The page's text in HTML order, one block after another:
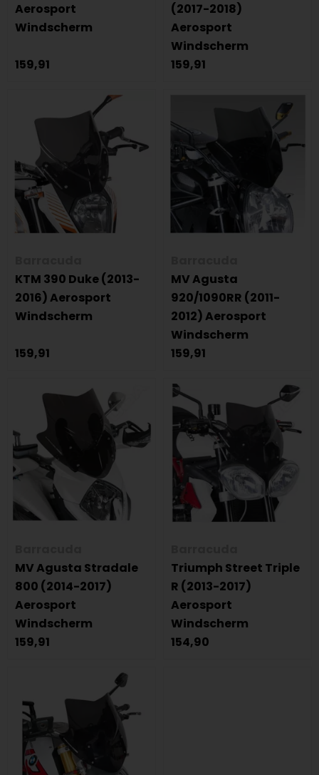
Aerosport
Windscherm
159,91
(2017-2018)
Aerosport
Windscherm
159,91
KTM 390 Duke (2013-
2016) Aerosport
Windscherm
159,91
MV Agusta
920/1090RR (2011-
2012) Aerosport
Windscherm
159,91
MV Agusta Stradale
800 (2014-2017)
Aerosport
Windscherm
159,91
Triumph Street Triple
R (2013-2017)
Aerosport
Windscherm
154,90